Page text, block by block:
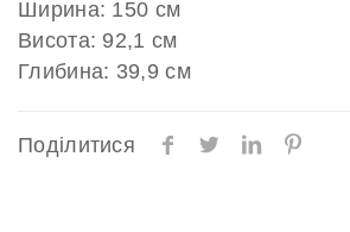
Ширина: 150 см
Висота: 92,1 см
Глибина: 39,9 см
Поділитися